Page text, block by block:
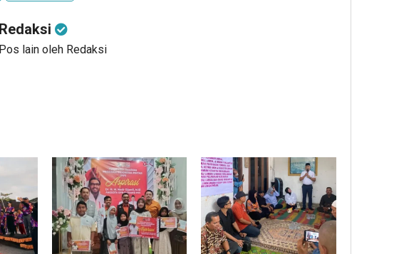
Redaksi
Pos lain oleh Redaksi